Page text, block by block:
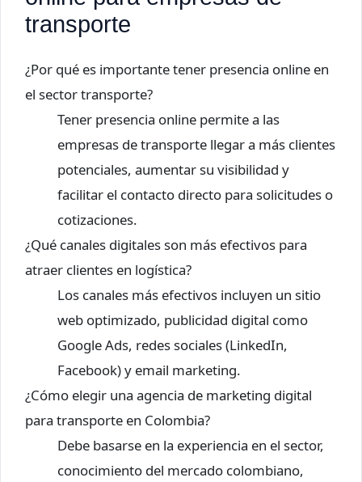
transporte
¿Por qué es importante tener presencia online en
el sector transporte?
Tener presencia online permite a las
empresas de transporte llegar a más clientes
potenciales, aumentar su visibilidad y
facilitar el contacto directo para solicitudes o
cotizaciones.
¿Qué canales digitales son más efectivos para
atraer clientes en logística?
Los canales más efectivos incluyen un sitio
web optimizado, publicidad digital como
Google Ads, redes sociales (LinkedIn,
Facebook) y email marketing.
¿Cómo elegir una agencia de marketing digital
para transporte en Colombia?
Debe basarse en la experiencia en el sector,
conocimiento del mercado colombiano,